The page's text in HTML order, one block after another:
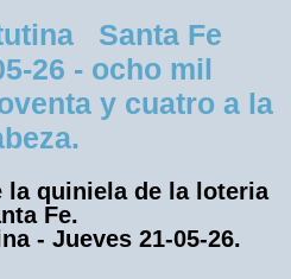
Santa Fe
26 - ocho mil
y cuatro a la
la quiniela de la loteria
Fe.
- Jueves 21-05-26.